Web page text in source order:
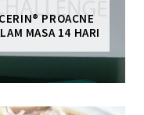
PROACNE
MASA 14 HARI